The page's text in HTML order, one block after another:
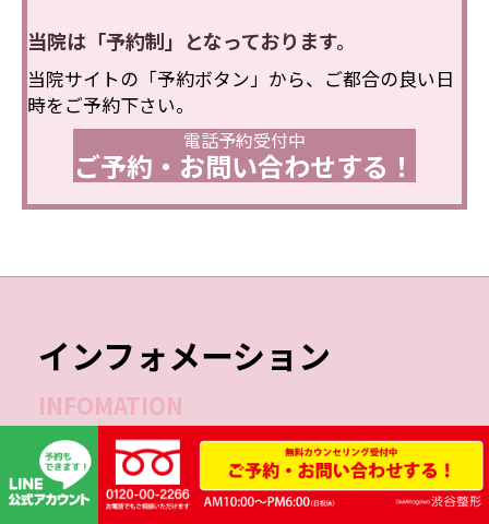
当院は「予約制」となっております。
当院サイトの「予約ボタン」から、ご都合の良い日
時をご予約下さい。
電話予約受付中
ご予約・お問い合わせする！
インフォメーション
INFOMATION
診療時間 水 金 土 日
祝
10:00-14:00
● ● ー ● ● ●
●